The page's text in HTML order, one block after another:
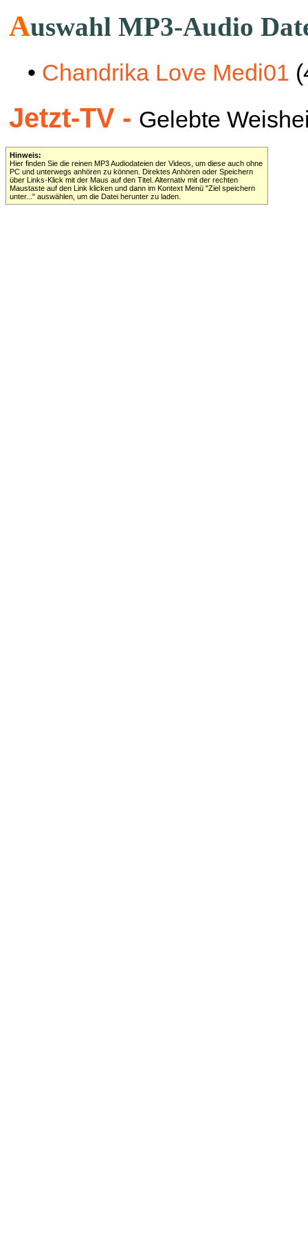
Auswahl MP3-Audio
• Chandrika Love Medi01
Jetzt-TV - Gelebte
Hinweis:
Hier finden Sie die reinen MP3 Audiodateien der Videos, um diese auch ohne
PC und unterwegs anhören zu können. Direktes Anhören oder Speichern
über Links-Klick mit der Maus auf den Titel. Alternativ mit der rechten
Maustaste auf den Link klicken und dann im Kontext Menü "Ziel speichern
unter..." auswählen, um die Datei herunter zu laden.